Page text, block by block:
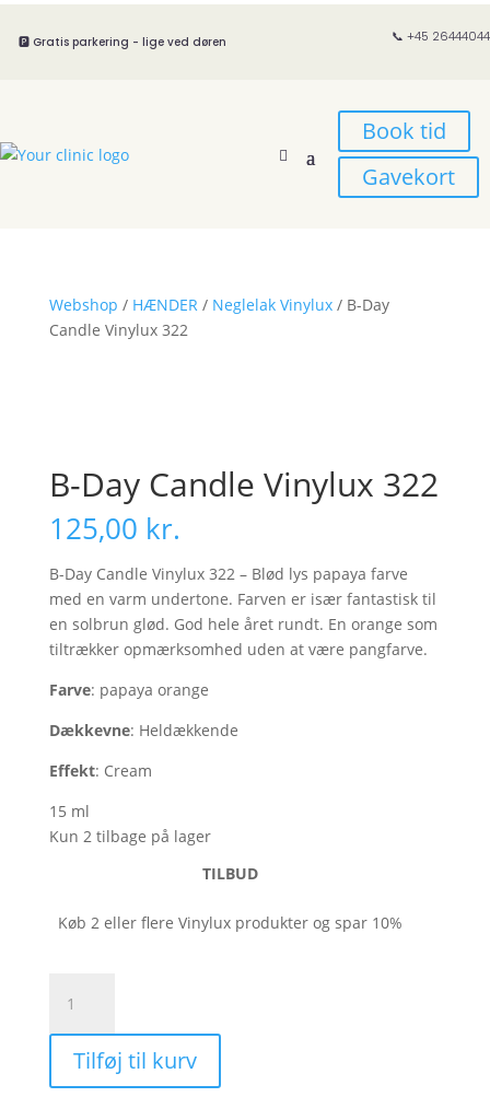
🅿️ Gratis parkering - lige ved døren 📞 +45 26444044
Book tid
Gavekort
Webshop / HÆNDER/ Neglelak Vinylux/ B-Day
Candle Vinylux 322
B-Day Candle Vinylux 322
125,00 kr.
B-Day Candle Vinylux 322 – Blød lys papaya farve
med en varm undertone. Farven er især fantastisk til
en solbrun glød. God hele året rundt. En orange som
tiltrækker opmærksomhed uden at være pangfarve.
Farve: papaya orange
Dækkevne: Heldækkende
Effekt: Cream
15 ml
Kun 2 tilbage på lager
TILBUD
Køb 2 eller flere Vinylux produkter og spar 10%
Day
Candle
Vinylux
322
Tilføj til kurv